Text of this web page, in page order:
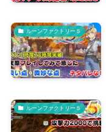
ルーンファクトリー５
ルーンファクトリー５